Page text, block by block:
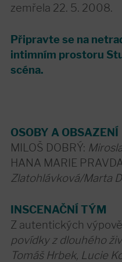
zemřela 22. 5. 2008.
Připravte se na
intimním prostoru
scéna.
OSOBY A OBSAZENÍ
MILOŠ DOBRÝ:
HANA MARIE
Zlatohlávková/Marta
INSCENAČNÍ TÝM
Z autentických
povídky z dlouhého
Tomáš Hrbek, Lucie